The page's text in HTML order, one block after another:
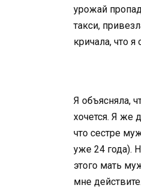
урожай
такси,
кричала, что
Я объясняла,
хочется. Я же
что сестре
уже 24 года).
этого мать
мне